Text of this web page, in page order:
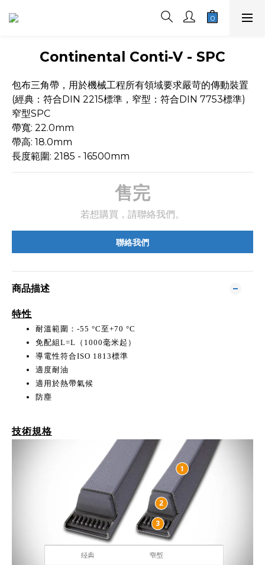
Continental Conti-V - SPC
包布三角帶，用於機械工程所有領域要求嚴苛的傳動裝置
(經典：符合DIN 2215標準，窄型：符合DIN 7753標準)
窄型SPC
帶寬: 22.0mm
帶高: 18.0mm
長度範圍: 2185 - 16500mm
售完
若想購買，請聯絡我們。
聯絡我們
商品描述
特性
耐溫範圍：-55 °C至+70 °C
免配組L=L（1000毫米起）
導電性符合ISO 1813標準
適度耐油
適用於熱帶氣候
防塵
技術規格